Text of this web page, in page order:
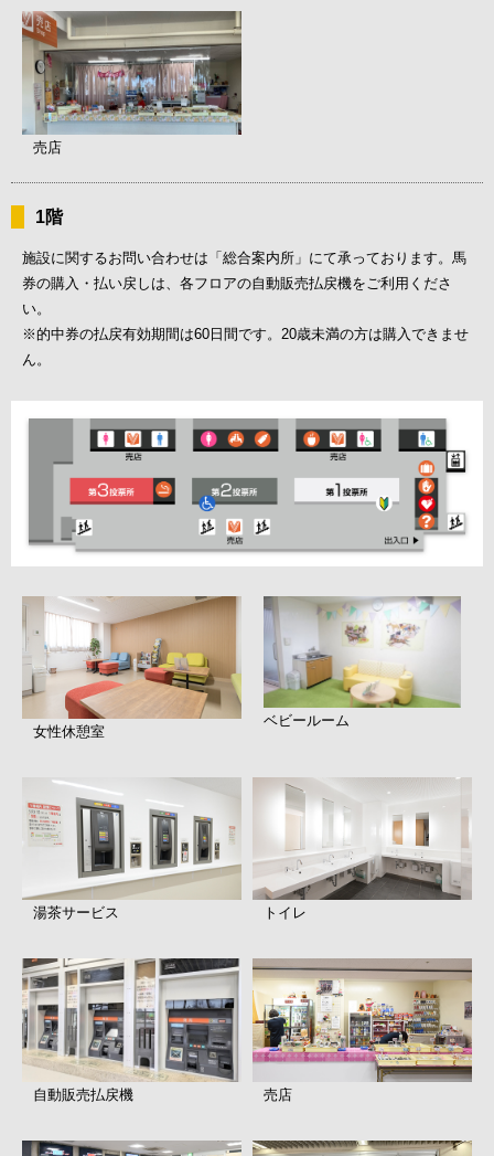
売店
1階
施設に関するお問い合わせは「総合案内所」にて承っております。馬
券の購入・払い戻しは、各フロアの自動販売払戻機をご利用くださ
い。
※的中券の払戻有効期間は60日間です。20歳未満の方は購入できませ
ん。
女性休憩室
ベビールーム
湯茶サービス トイレ
自動販売払戻機 売店